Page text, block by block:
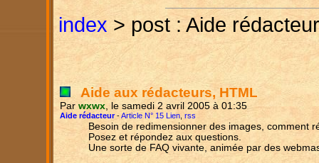
index > post : Aide rédacteur
Aide aux rédacteurs, HTML
Par wxwx , le samedi 2 avril 2005 à 01:35
Aide rédacteur-Article N° 15 Lien rss
Besoin de redimensionner des images, comment
Posez et répondez aux questions.
Une sorte de FAQ vivante, animée par des